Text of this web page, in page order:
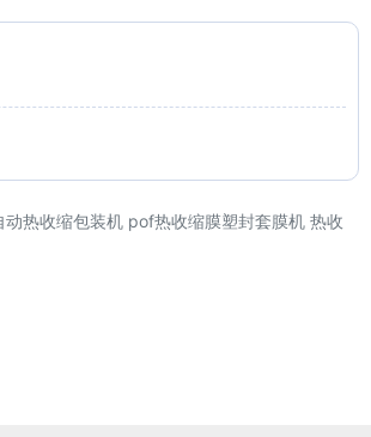
热收缩包装机 pof热收缩膜塑封套膜机 热收